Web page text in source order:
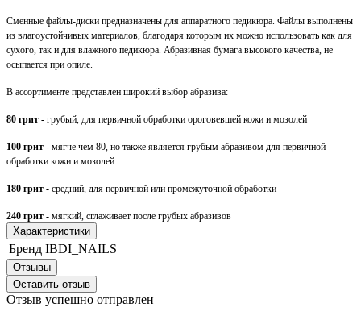
Сменные файлы-диски предназначены для аппаратного педикюра. Файлы выполнены
из влагоустойчивых материалов, благодаря которым их можно использовать как для
сухого, так и для влажного педикюра. Абразивная бумага высокого качества, не
осыпается при опиле.
В ассортименте представлен широкий выбор абразива:
80 грит - грубый, для первичной обработки ороговевшей кожи и мозолей
100 грит - мягче чем 80, но также является грубым абразивом для первичной
обработки кожи и мозолей
180 грит - средний, для первичной или промежуточной обработки
240 грит - мягкий, сглаживает после грубых абразивов
Характеристики
Бренд IBDI_NAILS
Отзывы
Оставить отзыв
Отзыв успешно отправлен